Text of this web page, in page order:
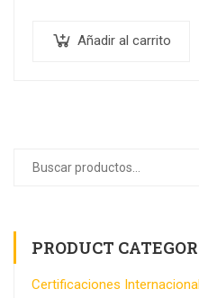
Añadir al carrito
PRODUCT
Certificaciones